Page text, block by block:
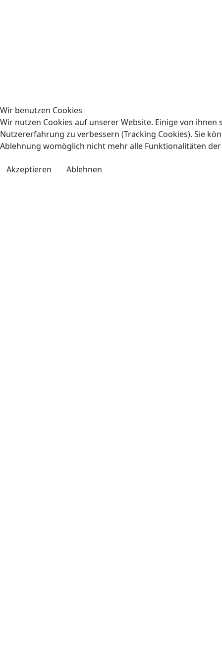
Wir benutzen Cookies
Wir nutzen Cookies auf unserer Website. Einige von
Nutzererfahrung zu verbessern (Tracking Cookies). Sie
Ablehnung womöglich nicht mehr alle Funktionalitäten
Akzeptieren Ablehnen